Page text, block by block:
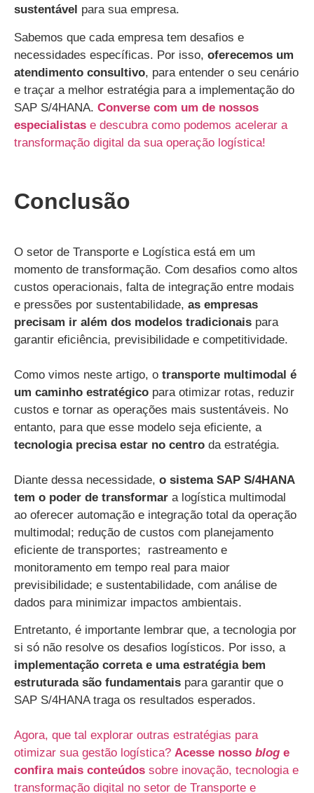
sustentável para sua empresa.
Sabemos que cada empresa tem desafios e
necessidades específicas. Por isso, oferecemos um
atendimento consultivo, para entender o seu cenário
e traçar a melhor estratégia para a implementação do
SAP S/4HANA. Converse com um de nossos
especialistas e descubra como podemos acelerar a
transformação digital da sua operação logística!
Conclusão
O setor de Transporte e Logística está em um
momento de transformação. Com desafios como altos
custos operacionais, falta de integração entre modais
e pressões por sustentabilidade, as empresas
precisam ir além dos modelos tradicionais para
garantir eficiência, previsibilidade e competitividade.
Como vimos neste artigo, o transporte multimodal é
um caminho estratégico para otimizar rotas, reduzir
custos e tornar as operações mais sustentáveis. No
entanto, para que esse modelo seja eficiente, a
tecnologia precisa estar no centro da estratégia.
Diante dessa necessidade, o sistema SAP S/4HANA
tem o poder de transformar a logística multimodal
ao oferecer automação e integração total da operação
multimodal; redução de custos com planejamento
eficiente de transportes; rastreamento e
monitoramento em tempo real para maior
previsibilidade; e sustentabilidade, com análise de
dados para minimizar impactos ambientais.
Entretanto, é importante lembrar que, a tecnologia por
si só não resolve os desafios logísticos. Por isso, a
implementação correta e uma estratégia bem
estruturada são fundamentais para garantir que o
SAP S/4HANA traga os resultados esperados.
Agora, que tal explorar outras estratégias para
otimizar sua gestão logística? Acesse nosso blog e
confira mais conteúdos sobre inovação, tecnologia e
transformação digital no setor de Transporte e